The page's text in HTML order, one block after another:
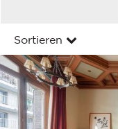
Sortieren